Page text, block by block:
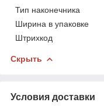
Тип наконечника
Ширина в упаковке
Штрихкод
Скрыть
Условия доставки